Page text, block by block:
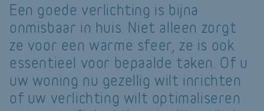
Een goede verlichting is bijna
onmisbaar in huis. Niet alleen zorgt
ze voor een warme sfeer, ze is ook
essentieel voor bepaalde taken. Of u
uw woning nu gezellig wilt inrichten
of uw verlichting wilt optimaliseren